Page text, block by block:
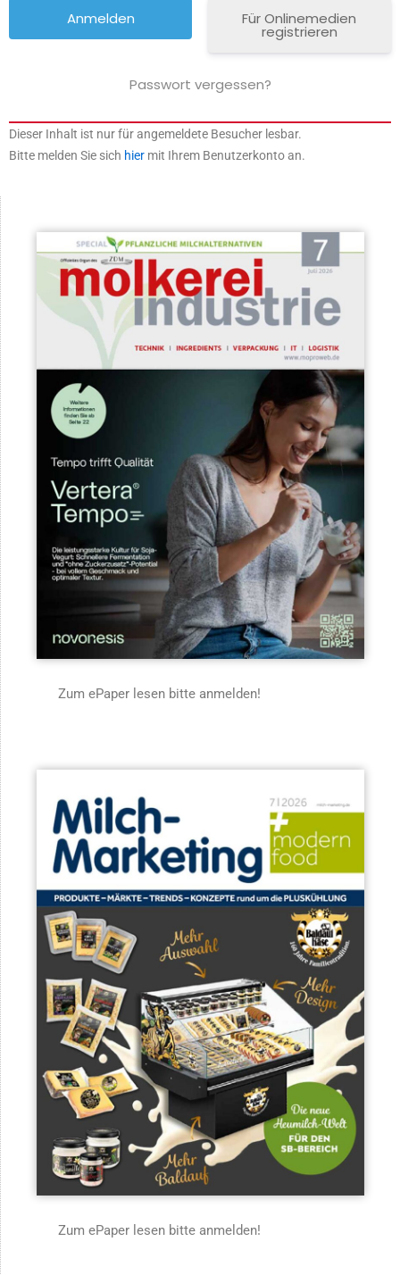
Für Onlinemedien
registrieren
Passwort vergessen?
Dieser Inhalt ist nur für angemeldete Besucher lesbar.
Bitte melden Sie sich hier mit Ihrem Benutzerkonto an.
Zum ePaper lesen bitte anmelden!
Zum ePaper lesen bitte anmelden!